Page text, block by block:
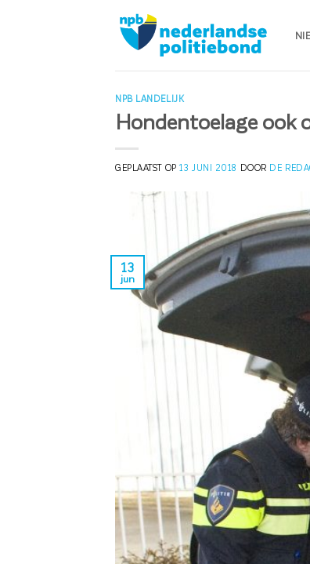
NPB LANDELIJK
Hondentoelage ook
GEPLAATST OP13 JUNI 2018 DOOR DE
13
jun